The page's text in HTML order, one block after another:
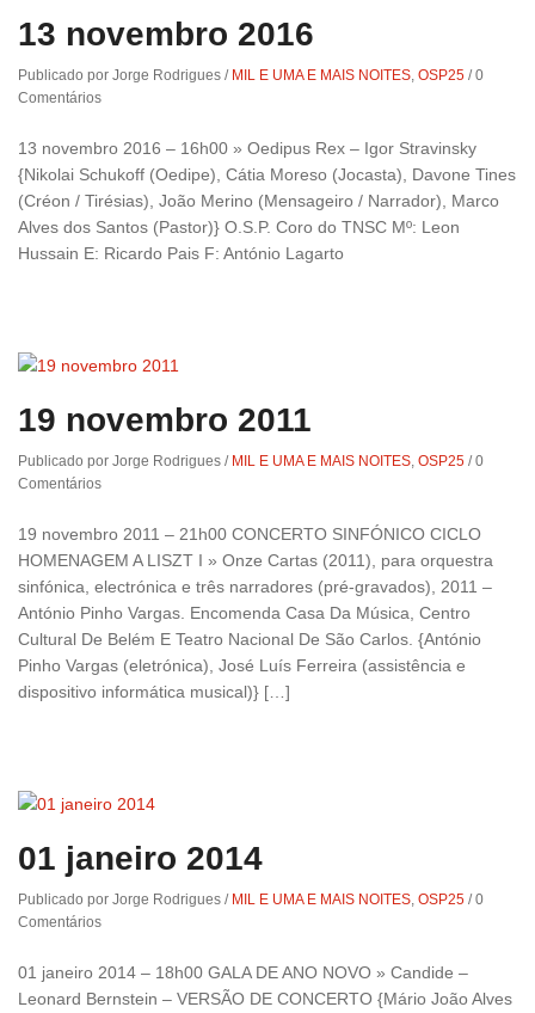
13 novembro 2016
Publicado por Jorge Rodrigues / MIL E UMA E MAIS NOITES OSP25 /0
Comentários
13 novembro 2016 – 16h00 » Oedipus Rex – Igor Stravinsky
{Nikolai Schukoff (Oedipe), Cátia Moreso (Jocasta), Davone Tines
(Créon / Tirésias), João Merino (Mensageiro / Narrador), Marco
Alves dos Santos (Pastor)} O.S.P. Coro do TNSC Mº: Leon
Hussain E: Ricardo Pais F: António Lagarto
19 novembro 2011
Publicado por Jorge Rodrigues / MIL E UMA E MAIS NOITES, OSP25 /0
Comentários
19 novembro 2011 – 21h00 CONCERTO SINFÓNICO CICLO
HOMENAGEM A LISZT I » Onze Cartas (2011), para orquestra
sinfónica, electrónica e três narradores (pré-gravados), 2011 –
António Pinho Vargas. Encomenda Casa Da Música, Centro
Cultural De Belém E Teatro Nacional De São Carlos. {António
Pinho Vargas (eletrónica), José Luís Ferreira (assistência e
dispositivo informática musical)} […]
01 janeiro 2014
Publicado por Jorge Rodrigues / MIL E UMA E MAIS NOITES, OSP25 /0
Comentários
01 janeiro 2014 – 18h00 GALA DE ANO NOVO » Candide –
Leonard Bernstein – VERSÃO DE CONCERTO {Mário João Alves